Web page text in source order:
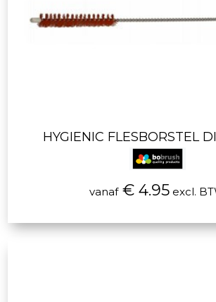
HYGIENIC FLESBORSTEL
vanaf€ 4.95 excl.